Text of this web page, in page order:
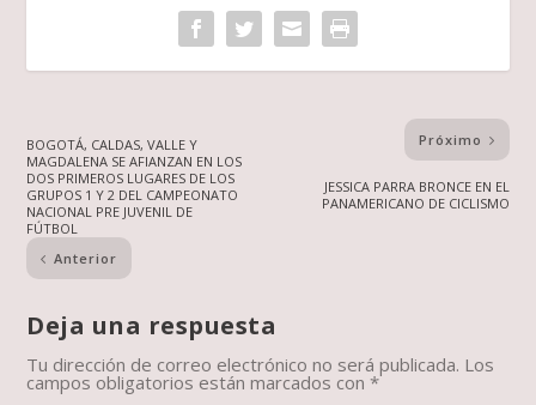
BOGOTÁ, CALDAS, VALLE Y
MAGDALENA SE AFIANZAN EN LOS
DOS PRIMEROS LUGARES DE LOS
GRUPOS 1 Y 2 DEL CAMPEONATO
NACIONAL PRE JUVENIL DE
FÚTBOL
Anterior
Próximo
JESSICA PARRA BRONCE EN EL
PANAMERICANO DE CICLISMO
Deja una respuesta
Tu dirección de correo electrónico no será publicada. Los
campos obligatorios están marcados con*